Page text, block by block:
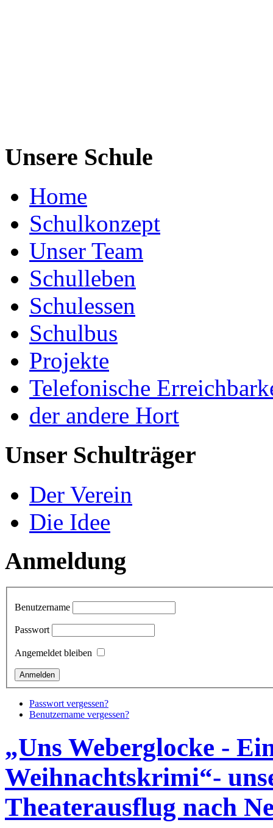
Unsere Schule
Home
Schulkonzept
Unser Team
Schulleben
Schulessen
Schulbus
Projekte
Telefonische
der andere Hort
Unser Schulträger
Der Verein
Die Idee
Anmeldung
Benutzername
Passwort
Angemeldet bleiben
Passwort vergessen?
Benutzername vergessen?
„Uns Weberglocke -
Weihnachtskrimi“-
Theaterausflug nach